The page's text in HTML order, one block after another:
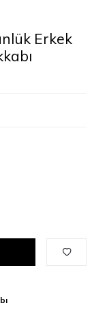
Erkek